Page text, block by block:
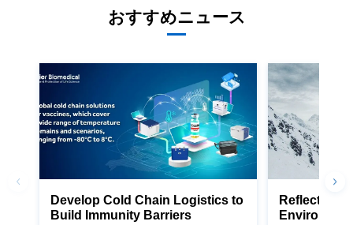
おすすめニュース
Build Immunity Barriers